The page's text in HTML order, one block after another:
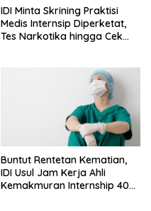
IDI Minta Skrining Praktisi
Medis Internsip Diperketat,
Tes Narkotika hingga Cek
Buntut Rentetan Kematian,
IDI Usul Jam Kerja Ahli
Kemakmuran Internship 40